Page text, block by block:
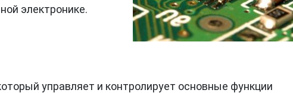
электронике.
управляет и контролирует основные функции